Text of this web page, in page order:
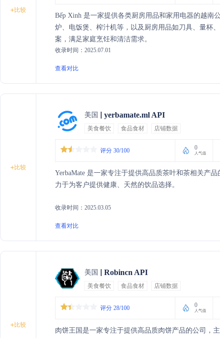
+比较
Bếp Xinh 是一家提供各类厨房用品和家用电器的越南
炉、电饭煲、榨汁机等，以及厨房用品如刀具、量杯
案，满足家庭烹饪和清洁需求。
收录时间：2025.07.01
查看对比
+比较
美国 yerbamate.ml API
美食餐饮 食品食材 店铺数据
评分 30/100 0
人气值
YerbaMate 是一家专注于提供高品质茶叶和茶相关产
力于为客户提供健康、天然的饮品选择。
收录时间：2025.03.05
查看对比
+比较
美国 Robincn API
美食餐饮 食品食材 店铺数据
评分 28/100 0
人气值
肉饼王国是一家专注于提供高品质肉饼产品的公司，